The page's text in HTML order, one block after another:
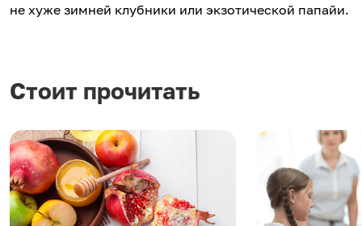
не хуже зимней клубники или экзотической папайи.
Стоит прочитать